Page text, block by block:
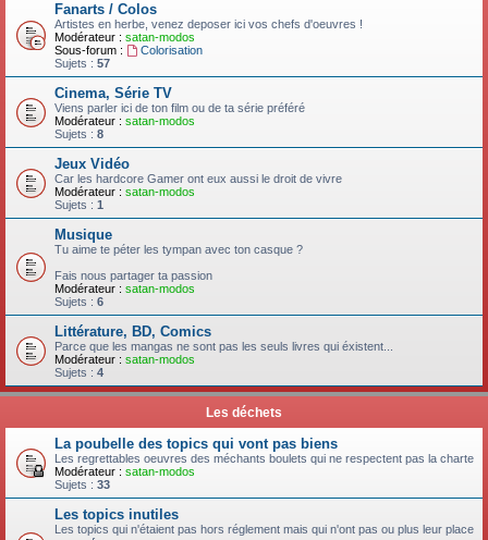
Fanarts / Colos
Artistes en herbe, venez deposer ici vos chefs d'oeuvres !
Modérateur : satan-modos
Sous-forum :
Colorisation
Sujets : 57
Cinema, Série TV
Viens parler ici de ton film ou de ta série préféré
Modérateur : satan-modos
Sujets : 8
Jeux Vidéo
Car les hardcore Gamer ont eux aussi le droit de vivre
Modérateur : satan-modos
Sujets : 1
Musique
Tu aime te péter les tympan avec ton casque ?
Fais nous partager ta passion
Modérateur : satan-modos
Sujets : 6
Littérature, BD, Comics
Parce que les mangas ne sont pas les seuls livres qui éxistent...
Modérateur : satan-modos
Sujets : 4
Les déchets
La poubelle des topics qui vont pas biens
Les regrettables oeuvres des méchants boulets qui ne respectent pas la charte
Modérateur : satan-modos
Sujets : 33
Les topics inutiles
Les topics qui n'étaient pas hors réglement mais qui n'ont pas ou plus leur place